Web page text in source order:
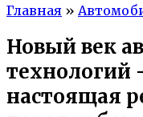
Главная »
Новый век
настоящая